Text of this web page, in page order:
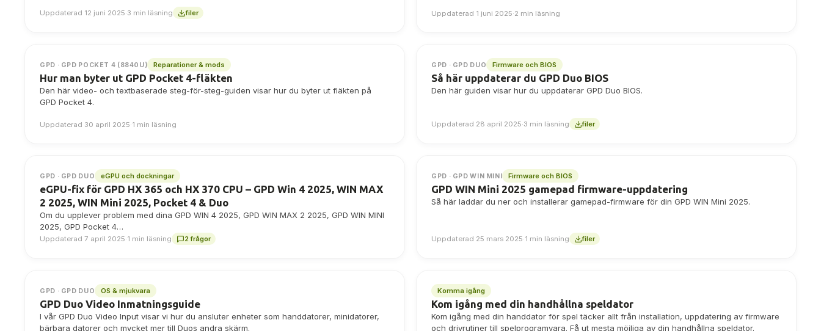
Uppdaterad 12 juni 2025·3 min läsning filer Uppdaterad 1 juni 2025·2 min läsning
GPD · GPD POCKET 4 (8840U) Reparationer & mods
Hur man byter ut GPD Pocket 4-fläkten
Den här video- och textbaserade steg-för-steg-guiden visar hur du byter ut fläkten på
GPD Pocket 4.
Uppdaterad 30 april 2025·1 min läsning
GPD · GPD DUO Firmware och BIOS
Så här uppdaterar du GPD Duo BIOS
Den här guiden visar hur du uppdaterar GPD Duo BIOS.
Uppdaterad 28 april 2025·3 min läsning filer
GPD · GPD DUO eGPU och dockningar
eGPU-fix för GPD HX 365 och HX 370 CPU – GPD Win 4 2025, WIN MAX
2 2025, WIN Mini 2025, Pocket 4 & Duo
Om du upplever problem med dina GPD WIN 4 2025, GPD WIN MAX 2 2025, GPD WIN MINI
2025, GPD Pocket 4…
Uppdaterad 7 april 2025·1 min läsning 2 frågor
GPD · GPD WIN MINI Firmware och BIOS
GPD WIN Mini 2025 gamepad firmware-uppdatering
Så här laddar du ner och installerar gamepad-firmware för din GPD WIN Mini 2025.
Uppdaterad 25 mars 2025·1 min läsning filer
GPD · GPD DUO OS & mjukvara
GPD Duo Video Inmatningsguide
I vår GPD Duo Video Input visar vi hur du ansluter enheter som handdatorer, minidatorer,
bärbara datorer och mycket mer till Duos andra skärm.
Komma igång
Kom igång med din handhållna speldator
Kom igång med din handdator för spel täcker allt från installation, uppdatering av firmware
och drivrutiner till spelprogramvara. Få ut mesta möjliga av din handhållna speldator.